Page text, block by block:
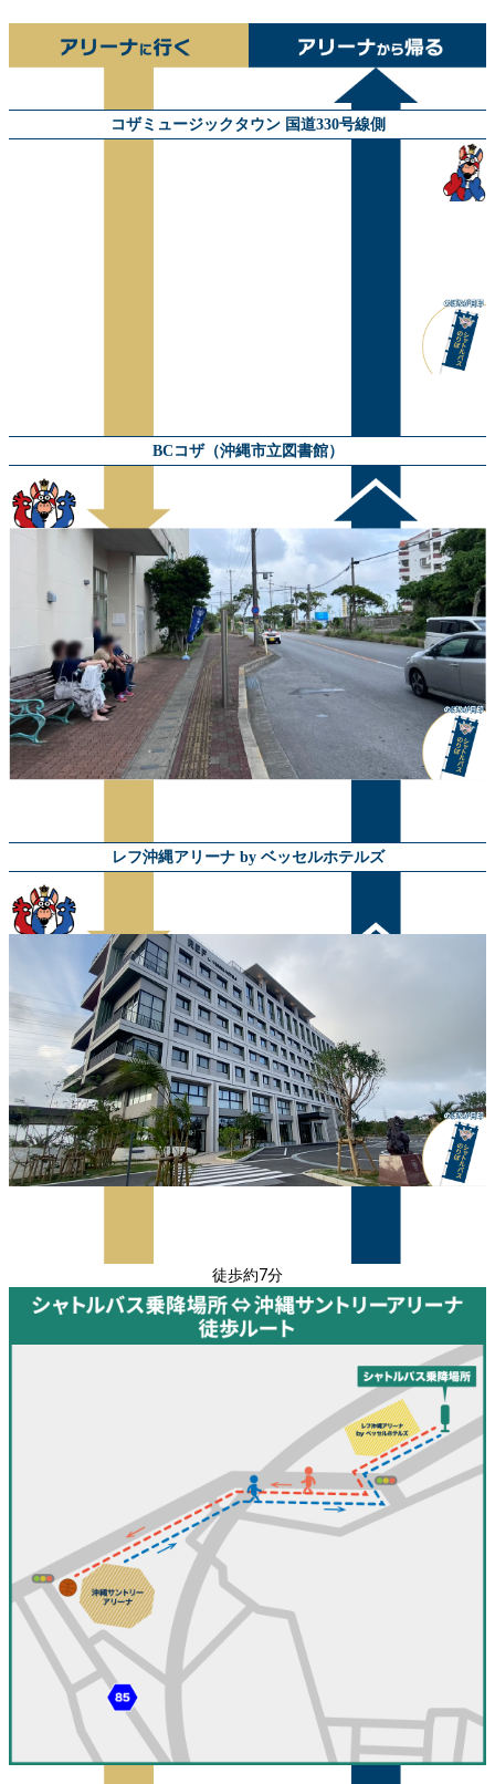
コザミュージックタウン 国道330号線側
BCコザ（沖縄市立図書館）
レフ沖縄アリーナ by ベッセルホテルズ
徒歩約7分